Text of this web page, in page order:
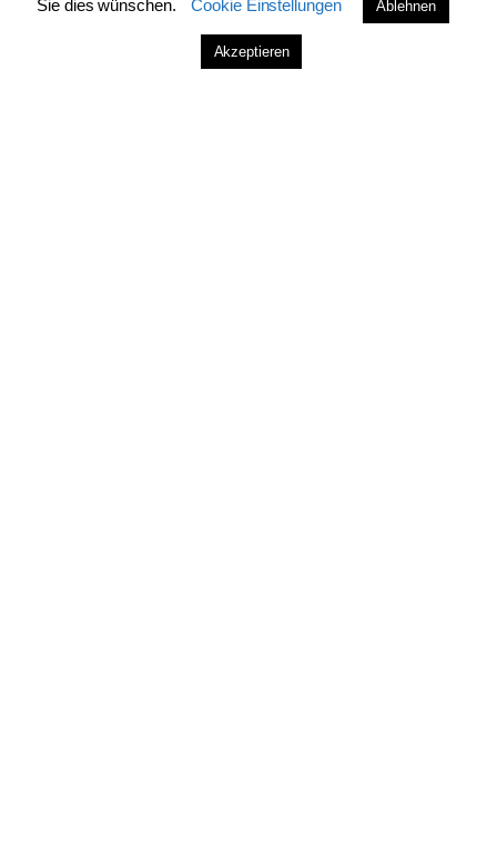
Sie dies wünschen.
Cookie Einstellungen Ablehnen
Akzeptieren